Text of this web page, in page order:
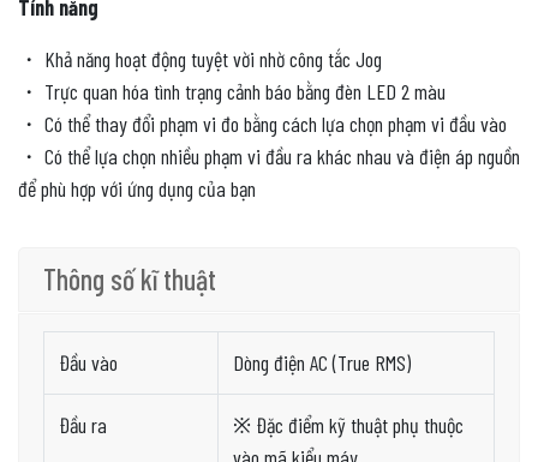
Tính năng
・ Khả năng hoạt động tuyệt vời nhờ công tắc Jog
・ Trực quan hóa tình trạng cảnh báo bằng đèn LED 2 màu
・ Có thể thay đổi phạm vi đo bằng cách lựa chọn phạm vi đầu vào
・ Có thể lựa chọn nhiều phạm vi đầu ra khác nhau và điện áp nguồn
để phù hợp với ứng dụng của bạn
Thông số kĩ thuật
Đầu vào Dòng điện AC (True RMS)
Đầu ra
※ Đặc điểm kỹ thuật phụ thuộc